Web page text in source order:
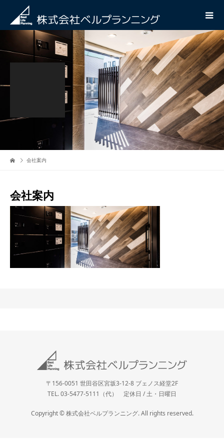
会社案内
会社案内
〒156-0051 世田谷区宮坂3-12-8 ブェノス経堂2F
TEL. 03-5477-5111（代） 定休日 / 土・日曜日
Copyright © 株式会社ベルプランニング. All rights reserved.